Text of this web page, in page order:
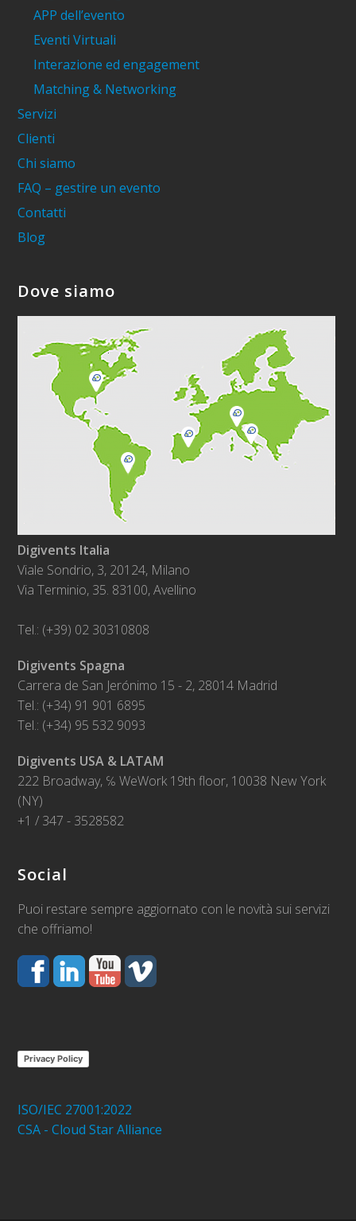
APP dell’evento
Eventi Virtuali
Interazione ed engagement
Matching & Networking
Servizi
Clienti
Chi siamo
FAQ – gestire un evento
Contatti
Blog
Dove siamo
Digivents Italia
Viale Sondrio, 3, 20124, Milano
Via Terminio, 35. 83100, Avellino
Tel.: (+39) 02 30310808
Digivents Spagna
Carrera de San Jerónimo 15 - 2, 28014 Madrid
Tel.: (+34) 91 901 6895
Tel.: (+34) 95 532 9093
Digivents USA & LATAM
222 Broadway, ℅ WeWork 19th floor, 10038 New York
(NY)
+1 / 347 - 3528582
Social
Puoi restare sempre aggiornato con le novità sui servizi
che offriamo!
Privacy Policy
ISO/IEC 27001:2022
CSA - Cloud Star Alliance